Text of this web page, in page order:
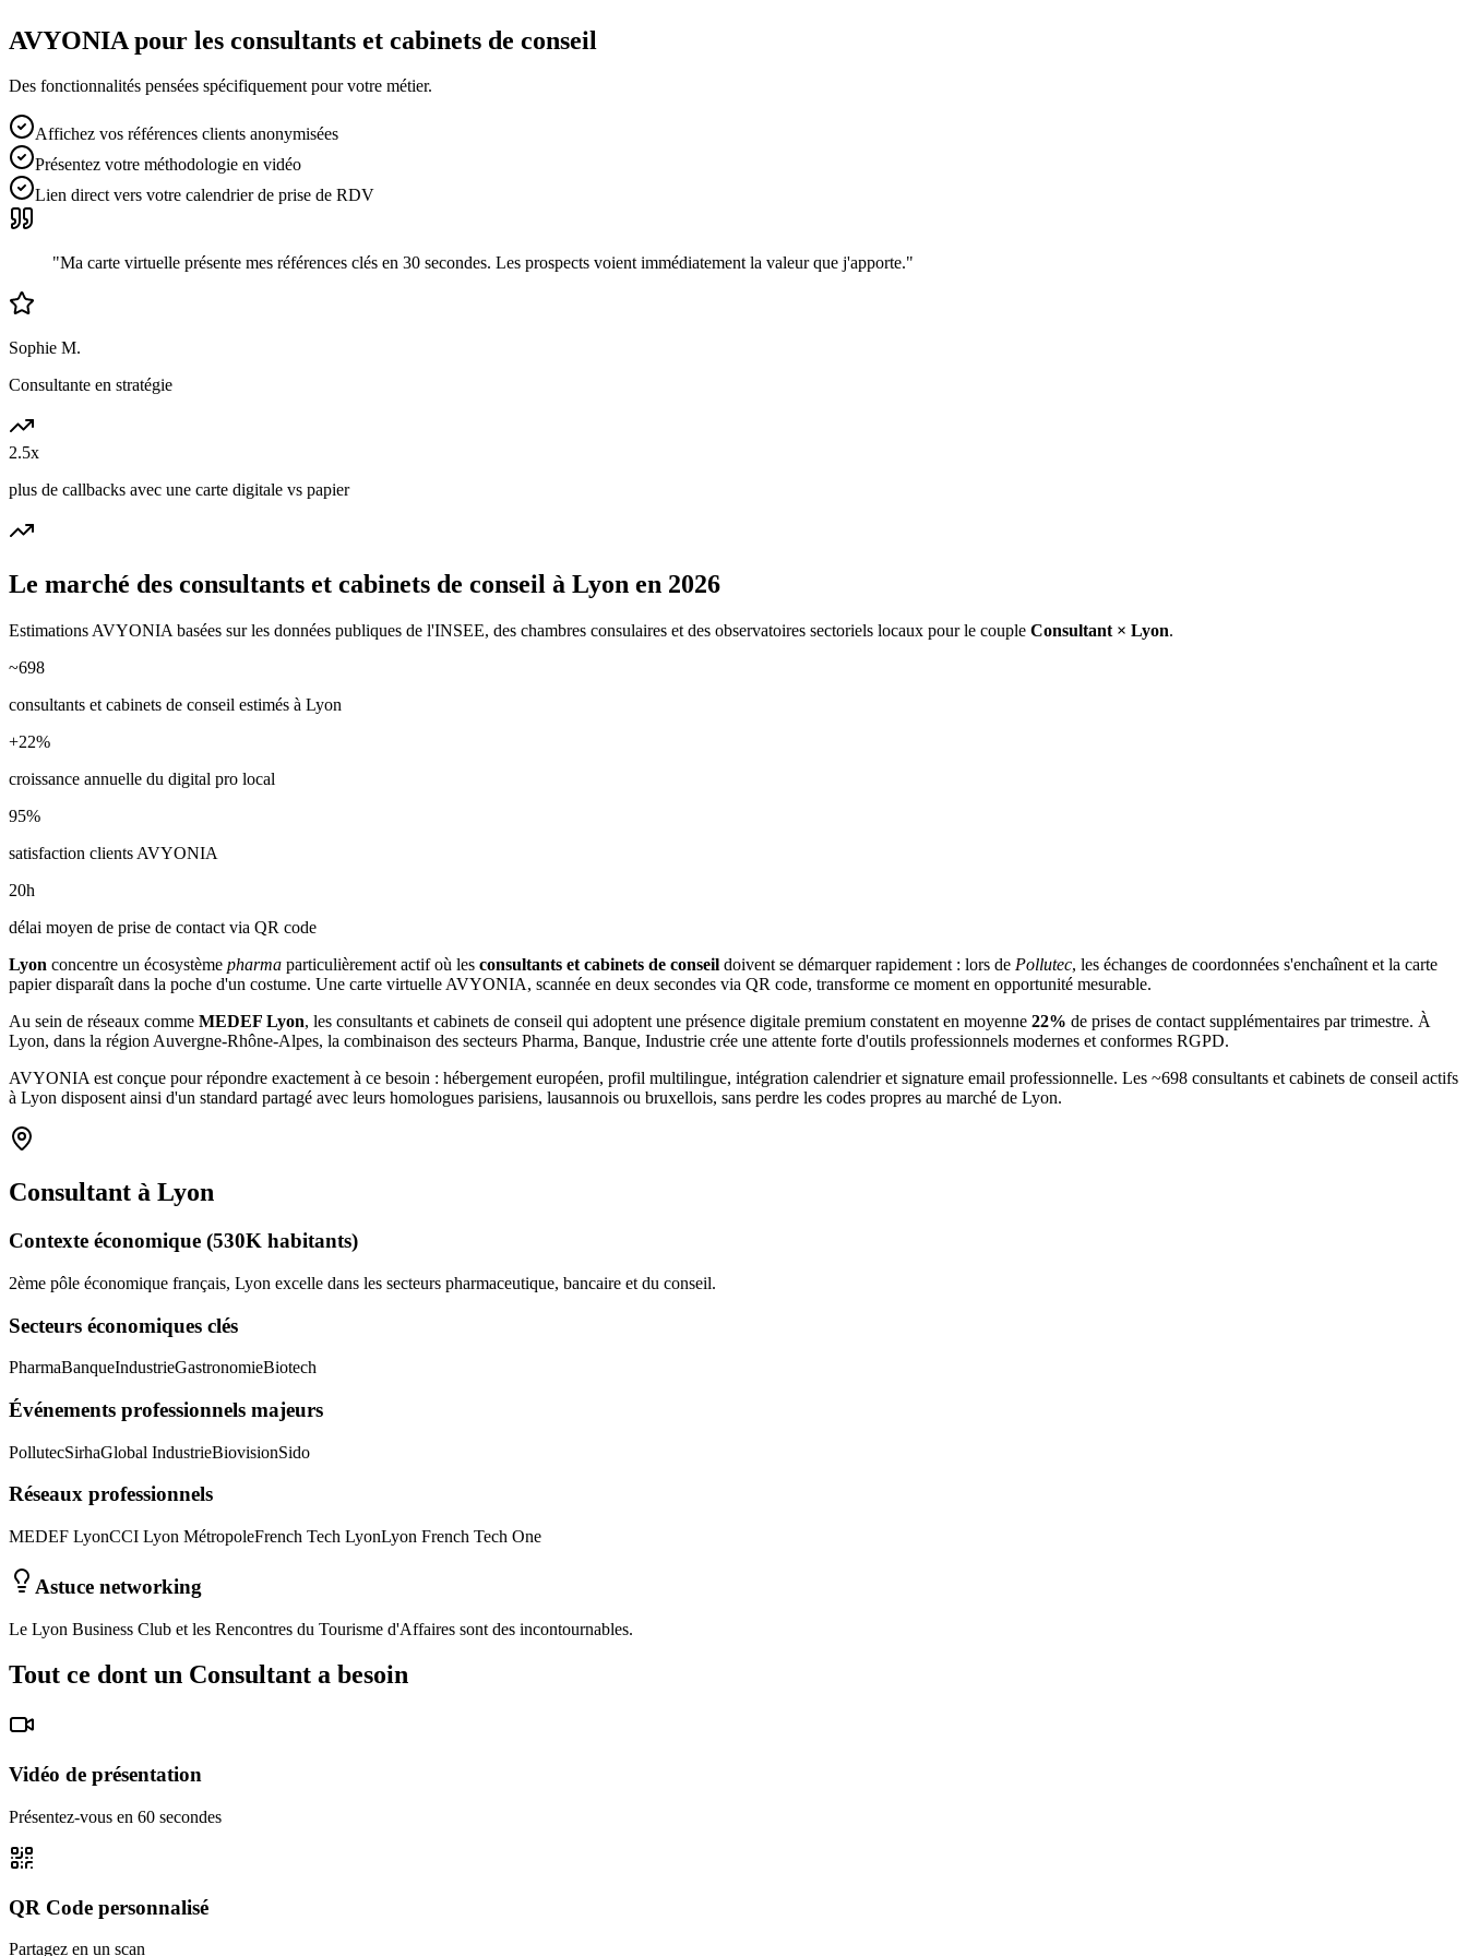
AVYONIA pour les consultants et cabinets de conseil
Des fonctionnalités pensées spécifiquement pour votre métier.
Affichez vos références clients anonymisées
Présentez votre méthodologie en vidéo
Lien direct vers votre calendrier de prise de RDV
"Ma carte virtuelle présente mes références clés en 30 secondes. Les prospects voient immédiatement la valeur que j'apporte."
Sophie M.
Consultante en stratégie
2.5x
plus de callbacks avec une carte digitale vs papier
Le marché des consultants et cabinets de conseil à Lyon en 2026
Estimations AVYONIA basées sur les données publiques de l'INSEE, des chambres consulaires et des observatoires sectoriels locaux pour le couple Consultant × Lyon.
~698
consultants et cabinets de conseil estimés à Lyon
+22%
croissance annuelle du digital pro local
95%
satisfaction clients AVYONIA
20h
délai moyen de prise de contact via QR code
Lyon concentre un écosystème pharma particulièrement actif où les consultants et cabinets de conseil doivent se démarquer rapidement : lors de Pollutec, les échanges de coordonnées s'enchaînent et la carte
papier disparaît dans la poche d'un costume. Une carte virtuelle AVYONIA, scannée en deux secondes via QR code, transforme ce moment en opportunité mesurable.
Au sein de réseaux comme MEDEF Lyon, les consultants et cabinets de conseil qui adoptent une présence digitale premium constatent en moyenne 22% de prises de contact supplémentaires par trimestre. À
Lyon, dans la région Auvergne-Rhône-Alpes, la combinaison des secteurs Pharma, Banque, Industrie crée une attente forte d'outils professionnels modernes et conformes RGPD.
AVYONIA est conçue pour répondre exactement à ce besoin : hébergement européen, profil multilingue, intégration calendrier et signature email professionnelle. Les ~698 consultants et cabinets de conseil actifs
à Lyon disposent ainsi d'un standard partagé avec leurs homologues parisiens, lausannois ou bruxellois, sans perdre les codes propres au marché de Lyon.
Consultant à Lyon
Contexte économique (530K habitants)
2ème pôle économique français, Lyon excelle dans les secteurs pharmaceutique, bancaire et du conseil.
Secteurs économiques clés
PharmaBanqueIndustrieGastronomieBiotech
Événements professionnels majeurs
PollutecSirhaGlobal IndustrieBiovisionSido
Réseaux professionnels
MEDEF LyonCCI Lyon MétropoleFrench Tech LyonLyon French Tech One
Astuce networking
Le Lyon Business Club et les Rencontres du Tourisme d'Affaires sont des incontournables.
Tout ce dont un Consultant a besoin
Vidéo de présentation
Présentez-vous en 60 secondes
QR Code personnalisé
Partagez en un scan